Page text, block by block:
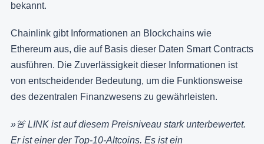
bekannt.
Chainlink gibt Informationen an Blockchains wie
Ethereum aus, die auf Basis dieser Daten Smart Contracts
ausführen. Die Zuverlässigkeit dieser Informationen ist
von entscheidender Bedeutung, um die Funktionsweise
des dezentralen Finanzwesens zu gewährleisten.
»🚨 LINK ist auf diesem Preisniveau stark unterbewertet.
Er ist einer der Top-10-Altcoins. Es ist ein